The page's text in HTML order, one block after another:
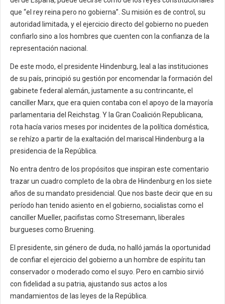
que “el rey reina pero no gobierna”. Su misión es de control, su
autoridad limitada, y el ejercicio directo del gobierno no pueden
confiarlo sino a los hombres que cuenten con la confianza de la
representación nacional.
De este modo, el presidente Hindenburg, leal a las instituciones
de su país, principió su gestión por encomendar la formación del
gabinete federal alemán, justamente a su contrincante, el
canciller Marx, que era quien contaba con el apoyo de la mayoría
parlamentaria del Reichstag. Y la Gran Coalición Republicana,
rota hacía varios meses por incidentes de la política doméstica,
se rehízo a partir de la exaltación del mariscal Hindenburg a la
presidencia de la República.
No entra dentro de los propósitos que inspiran este comentario
trazar un cuadro completo de la obra de Hindenburg en los siete
años de su mandato presidencial. Que nos baste decir que en su
período han tenido asiento en el gobierno, socialistas como el
canciller Mueller, pacifistas como Stresemann, liberales
burgueses como Bruening.
El presidente, sin género de duda, no halló jamás la oportunidad
de confiar el ejercicio del gobierno a un hombre de espíritu tan
conservador o moderado como el suyo. Pero en cambio sirvió
con fidelidad a su patria, ajustando sus actos a los
mandamientos de las leyes de la República.